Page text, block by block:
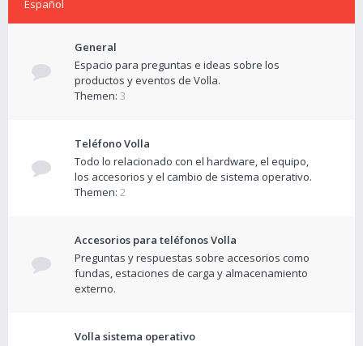
Español
General
Espacio para preguntas e ideas sobre los
productos y eventos de Volla.
Themen: 3
Teléfono Volla
Todo lo relacionado con el hardware, el equipo,
los accesorios y el cambio de sistema operativo.
Themen: 2
Accesorios para teléfonos Volla
Preguntas y respuestas sobre accesorios como
fundas, estaciones de carga y almacenamiento
externo.
Volla sistema operativo